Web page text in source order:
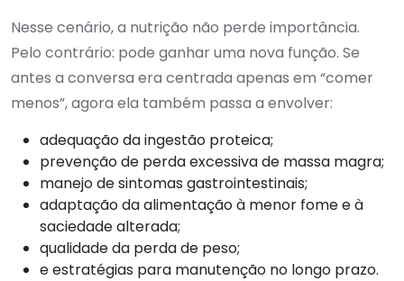
Nesse cenário, a nutrição não perde importância.
Pelo contrário: pode ganhar uma nova função. Se
antes a conversa era centrada apenas em “comer
menos”, agora ela também passa a envolver:
adequação da ingestão proteica;
prevenção de perda excessiva de massa magra;
manejo de sintomas gastrointestinais;
adaptação da alimentação à menor fome e à
saciedade alterada;
qualidade da perda de peso;
e estratégias para manutenção no longo prazo.